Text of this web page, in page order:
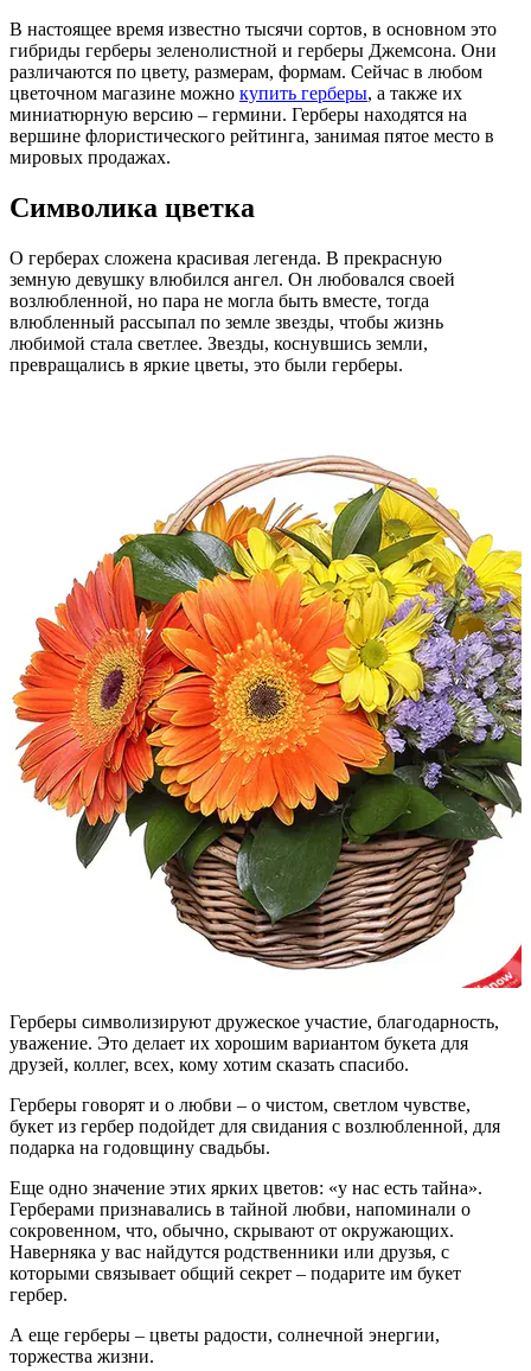
В настоящее время известно тысячи сортов, в основном это
гибриды герберы зеленолистной и герберы Джемсона. Они
различаются по цвету, размерам, формам. Сейчас в любом
цветочном магазине можно купить герберы, а также их
миниатюрную версию – гермини. Герберы находятся на
вершине флористического рейтинга, занимая пятое место в
мировых продажах.
Символика цветка
О герберах сложена красивая легенда. В прекрасную
земную девушку влюбился ангел. Он любовался своей
возлюбленной, но пара не могла быть вместе, тогда
влюбленный рассыпал по земле звезды, чтобы жизнь
любимой стала светлее. Звезды, коснувшись земли,
превращались в яркие цветы, это были герберы.
Герберы символизируют дружеское участие, благодарность,
уважение. Это делает их хорошим вариантом букета для
друзей, коллег, всех, кому хотим сказать спасибо.
Герберы говорят и о любви – о чистом, светлом чувстве,
букет из гербер подойдет для свидания с возлюбленной, для
подарка на годовщину свадьбы.
Еще одно значение этих ярких цветов: «у нас есть тайна».
Герберами признавались в тайной любви, напоминали о
сокровенном, что, обычно, скрывают от окружающих.
Наверняка у вас найдутся родственники или друзья, с
которыми связывает общий секрет – подарите им букет
гербер.
А еще герберы – цветы радости, солнечной энергии,
торжества жизни.